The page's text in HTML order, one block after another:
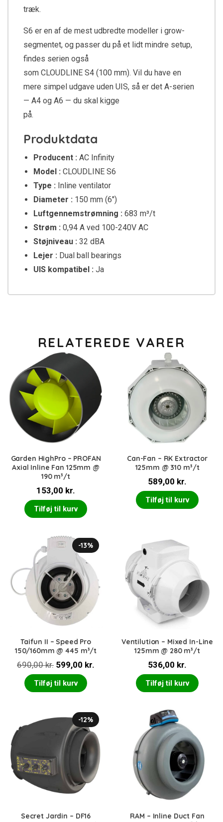
træk.
S6 er en af de mest udbredte modeller i grow-
segmentet, og passer du på et lidt mindre setup,
findes serien også
som CLOUDLINE S4 (100 mm). Vil du have en
mere simpel udgave uden UIS, så er det A-serien
— A4 og A6 — du skal kigge
på.
Produktdata
Producent : AC Infinity
Model : CLOUDLINE S6
Type : Inline ventilator
Diameter : 150 mm (6″)
Luftgennemstrømning : 683 m³/t
Strøm : 0,94 A ved 100-240V AC
Støjniveau : 32 dBA
Lejer : Dual ball bearings
UIS kompatibel : Ja
RELATEREDE VARER
Garden HighPro – PROFAN
Axial Inline Fan 125mm @
190 m³/t
153,00 kr.
Tilføj til kurv
Can-Fan – RK Extractor
125mm @ 310 m³/t
589,00 kr.
Tilføj til kurv
-13%
Taifun II – Speed Pro
150/160mm @ 445 m³/t
690,00kr. Den
oprindelige
pris
690,00 kr..
599,00 kr.
599,00 kr..
Tilføj til kurv
Ventilution – Mixed In-Line
125mm @ 280 m³/t
536,00 kr.
Tilføj til kurv
-12%
Secret Jardin – DF16
RAM – Inline Duct Fan